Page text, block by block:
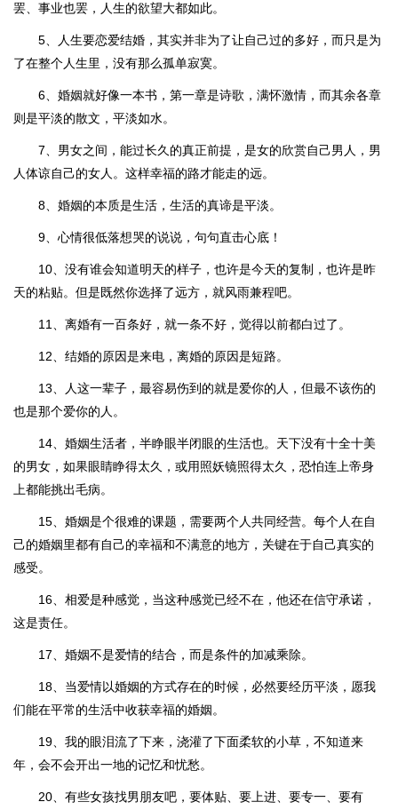
罢、事业也罢，人生的欲望大都如此。
5、人生要恋爱结婚，其实并非为了让自己过的多好，而只是为
了在整个人生里，没有那么孤单寂寞。
6、婚姻就好像一本书，第一章是诗歌，满怀激情，而其余各章
则是平淡的散文，平淡如水。
7、男女之间，能过长久的真正前提，是女的欣赏自己男人，男
人体谅自己的女人。这样幸福的路才能走的远。
8、婚姻的本质是生活，生活的真谛是平淡。
9、心情很低落想哭的说说，句句直击心底！
10、没有谁会知道明天的样子，也许是今天的复制，也许是昨
天的粘贴。但是既然你选择了远方，就风雨兼程吧。
11、离婚有一百条好，就一条不好，觉得以前都白过了。
12、结婚的原因是来电，离婚的原因是短路。
13、人这一辈子，最容易伤到的就是爱你的人，但最不该伤的
也是那个爱你的人。
14、婚姻生活者，半睁眼半闭眼的生活也。天下没有十全十美
的男女，如果眼睛睁得太久，或用照妖镜照得太久，恐怕连上帝身
上都能挑出毛病。
15、婚姻是个很难的课题，需要两个人共同经营。每个人在自
己的婚姻里都有自己的幸福和不满意的地方，关键在于自己真实的
感受。
16、相爱是种感觉，当这种感觉已经不在，他还在信守承诺，
这是责任。
17、婚姻不是爱情的结合，而是条件的加减乘除。
18、当爱情以婚姻的方式存在的时候，必然要经历平淡，愿我
们能在平常的生活中收获幸福的婚姻。
19、我的眼泪流了下来，浇灌了下面柔软的小草，不知道来
年，会不会开出一地的记忆和忧愁。
20、有些女孩找男朋友吧，要体贴、要上进、要专一、要有